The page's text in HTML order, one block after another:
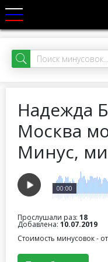
Надежда
Москва
Минус,
00:00
Прослушали раз: 18
Добавлена: 10.07.2019
Стоимость минусовок -